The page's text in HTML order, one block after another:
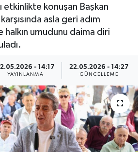
etkinlikte konuşan Başkan
asla geri adım
halkın umudunu daima diri
- 14:17
YAYINLANMA
22.05.2026 - 14:27
GÜNCELLEME